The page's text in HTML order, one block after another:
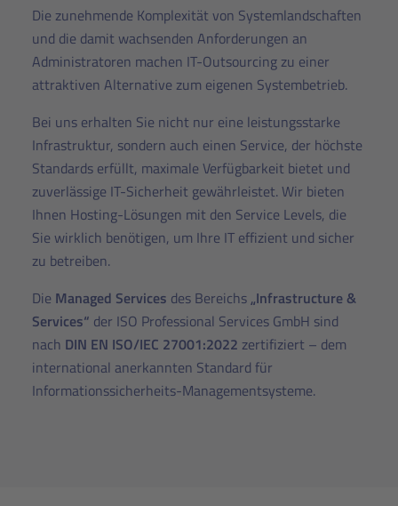
Die zunehmende Komplexität von Systemlandschaften
und die damit wachsenden Anforderungen an
Administratoren machen IT-Outsourcing zu einer
attraktiven Alternative zum eigenen Systembetrieb.
Bei uns erhalten Sie nicht nur eine leistungsstarke
Infrastruktur, sondern auch einen Service, der höchste
Standards erfüllt, maximale Verfügbarkeit bietet und
zuverlässige IT-Sicherheit gewährleistet. Wir bieten
Ihnen Hosting-Lösungen mit den Service Levels, die
Sie wirklich benötigen, um Ihre IT effizient und sicher
zu betreiben.
Die Managed Services des Bereichs„Infrastructure &
Services“ der ISO Professional Services GmbH sind
nach DIN EN ISO/IEC 27001:2022 zertifiziert – dem
international anerkannten Standard für
Informationssicherheits-Managementsysteme.